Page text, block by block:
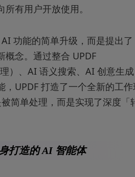
有用户开放使用。
功能的简单升级，而是提出了
概念。通过整合 UPDF
）、AI 语义搜索、AI 创意生成
，UPDF 打造了一个全新的工
简单处理，而是实现了深度「
打造的 AI 智能体